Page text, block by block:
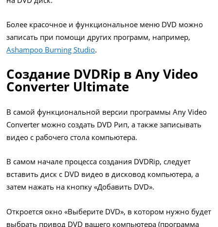
Более красочное и функциональное меню DVD можно
записать при помощи других программ, например,
Ashampoo Burning Studio.
Создание DVDRip в Any Video
Converter Ultimate
В самой функциональной версии программы Any Video
Converter можно создать DVD Рип, а также записывать
видео с рабочего стола компьютера.
В самом начале процесса создания DVDRip, следует
вставить диск с DVD видео в дисковод компьютера, а
затем нажать на кнопку «Добавить DVD».
Откроется окно «Выберите DVD», в котором нужно будет
выбрать привод DVD вашего компьютера (программа